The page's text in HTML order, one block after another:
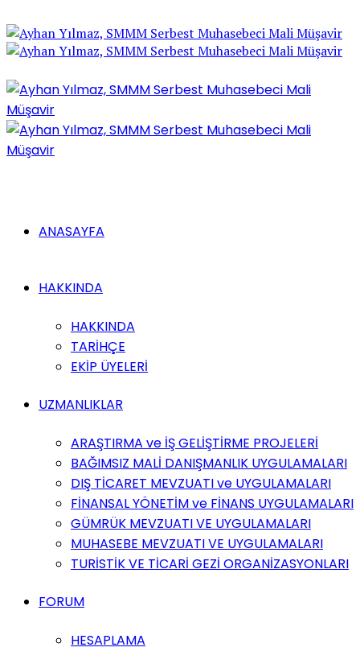
ANASAYFA
HAKKINDA
HAKKINDA
TARİHÇE
EKİP ÜYELERİ
UZMANLIKLAR
ARAŞTIRMA ve İŞ GELİŞTİRME PROJELERİ
BAĞIMSIZ MALİ DANIŞMANLIK UYGULAMALARI
DIŞ TİCARET MEVZUATI ve UYGULAMALARI
FİNANSAL YÖNETİM ve FİNANS UYGULAMALARI
GÜMRÜK MEVZUATI VE UYGULAMALARI
MUHASEBE MEVZUATI VE UYGULAMALARI
TURİSTİK VE TİCARİ GEZİ ORGANİZASYONLARI
FORUM
HESAPLAMA